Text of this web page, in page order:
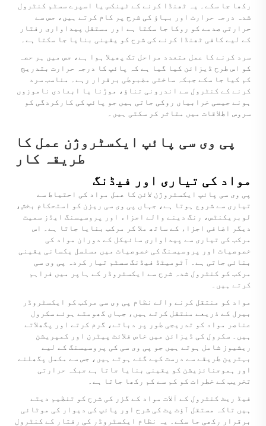
رکھا جا سکے۔ یہ ٹھنڈا کرنے کے ٹینکس یا اسپرے سسٹم کنٹرول
شدہ درجہ حرارت اور بہاؤ کی شرح پر کام کرتے ہیں، جس سے
حرارتی صدمے کو روکا جا سکتا ہے اور مستقل پیداواری رفتار
کے لیے کافی ٹھنڈا کرنے کی شرح کو یقینی بنایا جا سکتا ہے۔
سرد کرنے کا عمل متعدد مراحل تک پھیلا ہوا ہے، جس میں ہر حصہ
کو اس طرح ڈیزائن کیا گیا ہے کہ پائپ کا درجہ حرارت بتدریج
کم کیا جا سکے جبکہ ساختی مضبوطی برقرار رہے۔ مناسب سرد
کرنے کے کنٹرول سے اندرونی تناؤ، موڑنا یا ابعادی ناموزوں
ہونے جیسی خرابیاں روکی جاتی ہیں جو پائپ کی کارکردگی کو
سروس اطلاقات میں متاثر کر سکتی ہیں۔
پی وی سی پائپ ایکسٹروژن عمل کا
طریقہ کار
مواد کی تیاری اور فیڈنگ
پی وی سی پائپ ایکسٹروژن لائن کا عمل مواد کی احتیاط سے
تیاری سے شروع ہوتا ہے، جہاں پی وی سی ریزن کو استحکام بخش،
لوبریکنٹس، رنگ دینے والے اجزاء اور پروسیسنگ ایڈز سمیت
دیگر اضافی اجزاء کے ساتھ ملا کر مرکب بنایا جاتا ہے۔ اس
مرکب کی تیاری سے پیداواری سائیکل کے دوران مواد کی
خصوصیات اور پروسیسنگ کی خصوصیات میں مسلسل یکسانی یقینی
بنائی جاتی ہے۔ آٹومیٹڈ فیڈنگ سسٹم تیار کردہ پی وی سی
مرکب کو کنٹرول شدہ شرح سے ایکسٹروڈر کے ہاپر میں فراہم
کرتے ہیں۔
مواد کو منتقل کرنے والے نظام پی وی سی مرکب کو ایکسٹروڈر
بیرل کے ذریعے منتقل کرتے ہیں، جہاں گھومتے ہوئے سکرول
عناصر مواد کو تدریجی طور پر دباتے، گرم کرتے اور پگھلاتے
ہیں۔ سکرول کی ڈیزائن میں خاص فلائٹ پیٹرن اور کمپریشن
ریشیوز شامل ہوتے ہیں جو پی وی سی کی پروسیسنگ کے لیے
بہترین طریقے سے درست کیے گئے ہوتے ہیں، جس سے مکمل پگھلنے
اور ہموجنائزیشن کو یقینی بنایا جاتا ہے جبکہ حرارتی
تخریب کے خطرات کو کم سے کم رکھا جاتا ہے۔
فیڈ ریٹ کنٹرول کے آلات مواد کے گزر کی شرح کو تنظیم دیتے
ہیں تاکہ مستقل آؤٹ پٹ کی شرح اور پائپ کی دیوار کی موٹائی
برقرار رکھی جا سکے۔ یہ نظام ایکسٹروڈر کی رفتار کے کنٹرول